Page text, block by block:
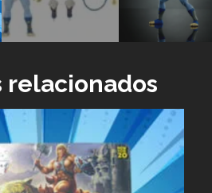
relacionados